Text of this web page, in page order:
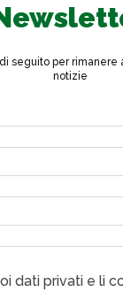
seguito per rimanere
notizie
dati privati e li